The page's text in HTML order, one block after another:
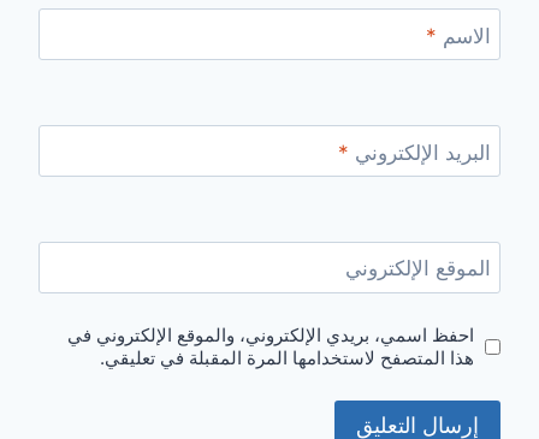
الاسم *
البريد الإلكتروني *
الموقع الإلكتروني
احفظ اسمي، بريدي الإلكتروني، والموقع الإلكتروني في
هذا المتصفح لاستخدامها المرة المقبلة في تعليقي.